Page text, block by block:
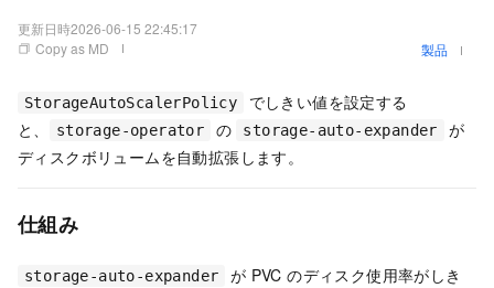
更新日時2026-06-15 22:45:17
Copy as MD
製品
StorageAutoScalerPolicy
でしきい値を設定する
と、
storage-operator の storage-auto-expander
が
ディスクボリュームを自動拡張します。
仕組み
storage-auto-expander
が PVC のディスク使用率がしき